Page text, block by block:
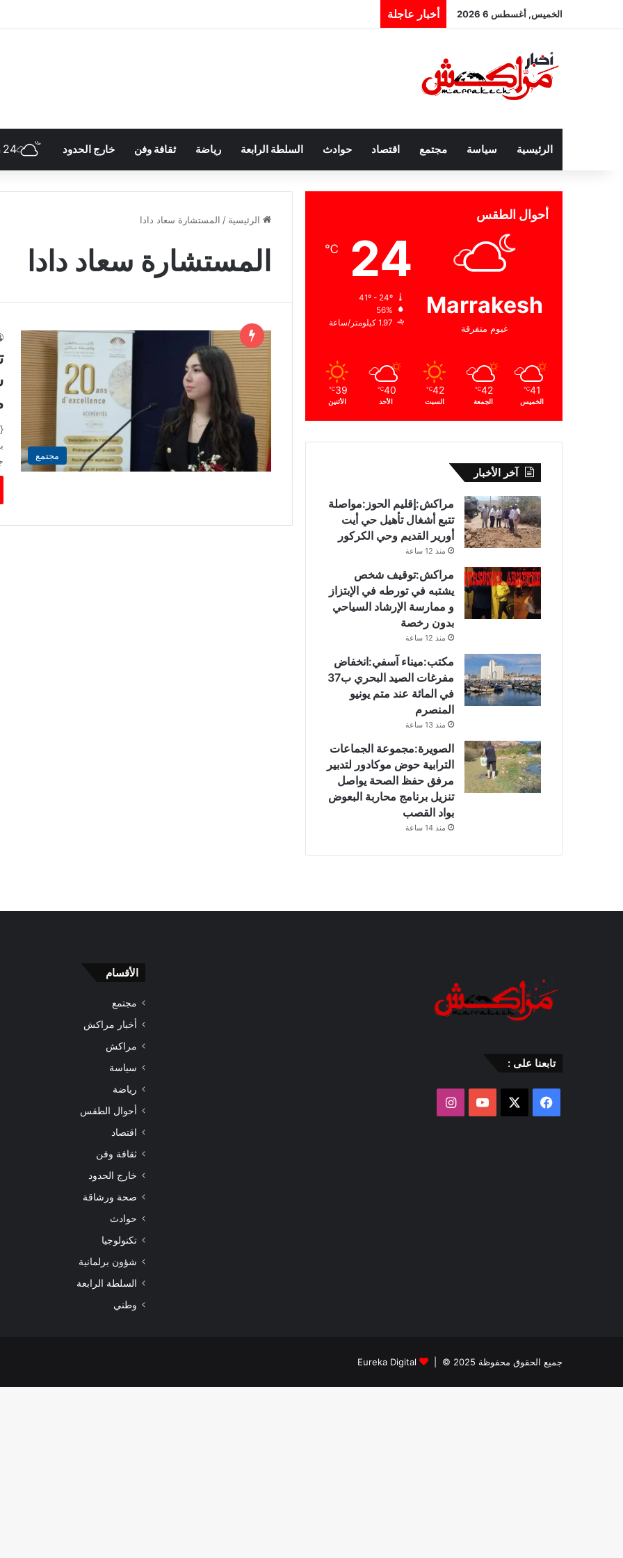
الخميس, أغسطس 6 2026 أخبار عاجلة
الرئيسية سياسة مجتمع اقتصاد حوادث السلطة الرابعة رياضة ثقافة وفن خارج الحدود 24
الرئيسية / المستشارة سعاد دادا
المستشارة سعاد دادا
مجتمع
أحوال الطقس
Marrakesh
غيوم متفرقة
24
℃
56%
1.97 كيلومتر/ساعة
41
℃
الخميس
42
℃
الجمعة
42
℃
السبت
40
℃
الأحد
39
℃
الأثنين
آخر الأخبار
مراكش:إقليم الحوز:مواصلة
تتبع أشغال تأهيل حي أيت
أورير القديم وحي الكركور
منذ 12 ساعة
مراكش:توقيف شخص
يشتبه في تورطه في الإبتزاز
و ممارسة الإرشاد السياحي
بدون رخصة
منذ 12 ساعة
مكتب:ميناء آسفي:انخفاض
مفرغات الصيد البحري ب37
في المائة عند متم يونيو
المنصرم
منذ 13 ساعة
الصويرة:مجموعة الجماعات
الترابية حوض موكادور لتدبير
مرفق حفظ الصحة يواصل
تنزيل برنامج محاربة البعوض
بواد القصب
منذ 14 ساعة
تابعنا على :
فيسبوك ‫YouTube
الأقسام
مجتمع
أخبار مراكش
مراكش
سياسة
رياضة
أحوال الطقس
اقتصاد
ثقافة وفن
خارج الحدود
صحة ورشاقة
حوادث
تكنولوجيا
شؤون برلمانية
السلطة الرابعة
وطني
جميع الحقوق محفوظة 2025 © | Eureka Digital